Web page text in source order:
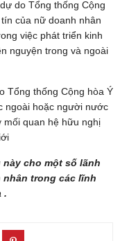
do Tổng thống Cộng
của nữ doanh nhân
việc phát triển kinh
nguyện trong và ngoài
Tổng thống Cộng hòa Ý
ngoài hoặc người nước
mối quan hệ hữu nghị
này cho một số lãnh
nhân trong các lĩnh
.